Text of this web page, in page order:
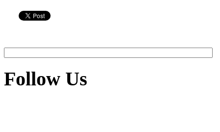
Follow Us